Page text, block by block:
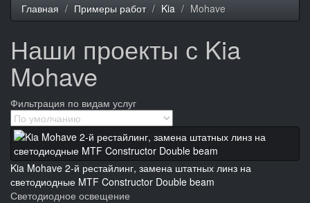
Главная Примеры работ Kia Mohave
Наши проекты с Kia
Mohave
Фильтрация по видам услуг
Kia Mohave 2-й рестайлинг, замена штатных линз на
светодиодные MTF Constructor Double beam
Светодиодное освещение